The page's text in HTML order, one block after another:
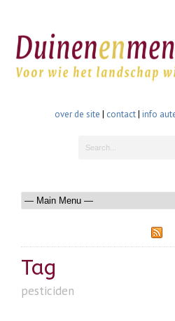
over de site | contact| info
Tag
pesticiden